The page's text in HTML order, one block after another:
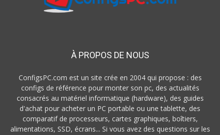
À PROPOS DE NOUS
ConfigsPC.com est un site crée en 2004 qui propose : des
configs de référence pour monter son pc, des actualités
consacrés au matériel informatique (hardware), des guides
d'achat pour acheter un PC portable ou une tablette, des
comparatif de processeurs, cartes graphiques, boîtiers,
alimentations, SSD, écrans... Si vous avez des questions sur les